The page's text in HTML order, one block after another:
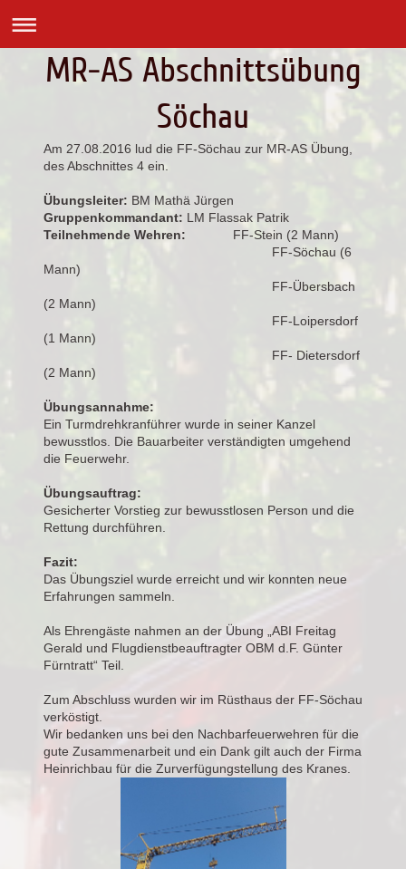
MR-AS Abschnittsübung
Söchau
Am 27.08.2016 lud die FF-Söchau zur MR-AS Übung,
des Abschnittes 4 ein.
Übungsleiter: BM Mathä Jürgen
Gruppenkommandant: LM Flassak Patrik
Teilnehmende Wehren: FF-Stein (2 Mann)
FF-Söchau (6
Mann)
FF-Übersbach
(2 Mann)
FF-Loipersdorf
(1 Mann)
FF- Dietersdorf
(2 Mann)
Übungsannahme:
Ein Turmdrehkranführer wurde in seiner Kanzel
bewusstlos. Die Bauarbeiter verständigten umgehend
die Feuerwehr.
Übungsauftrag:
Gesicherter Vorstieg zur bewusstlosen Person und die
Rettung durchführen.
Fazit:
Das Übungsziel wurde erreicht und wir konnten neue
Erfahrungen sammeln.
Als Ehrengäste nahmen an der Übung „ABI Freitag
Gerald und Flugdienstbeauftragter OBM d.F. Günter
Fürntratt“ Teil.
Zum Abschluss wurden wir im Rüsthaus der FF-Söchau
verköstigt.
Wir bedanken uns bei den Nachbarfeuerwehren für die
gute Zusammenarbeit und ein Dank gilt auch der Firma
Heinrichbau für die Zurverfügungstellung des Kranes.